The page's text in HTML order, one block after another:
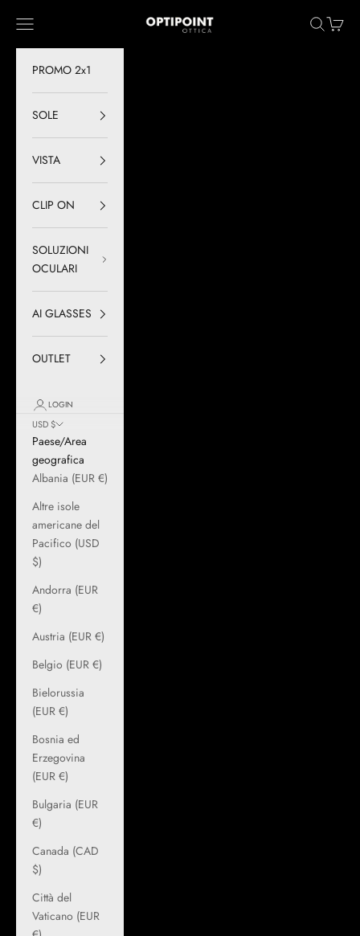
Optipoint - Lux S.r.l.
Menù Cerca
PROMO 2x1
SOLE
VISTA
CLIP ON
SOLUZIONI
OCULARI
AI GLASSES
OUTLET
LOGIN
USD $
Paese/Area
geografica
Albania (EUR €)
Altre isole
americane del
Pacifico (USD
$)
Andorra (EUR
€)
Austria (EUR €)
Belgio (EUR €)
Bielorussia
(EUR €)
Bosnia ed
Erzegovina
(EUR €)
Bulgaria (EUR
€)
Canada (CAD
$)
Città del
Vaticano (EUR